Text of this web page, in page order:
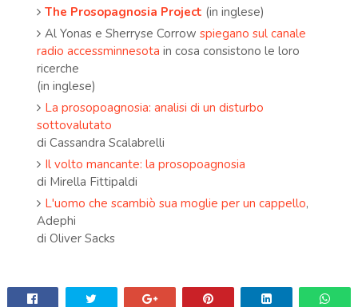
The Prosopagnosia Project (in inglese)
Al Yonas e Sherryse Corrowspiegano sul canale
radioaccessminnesota in cosa consistono le loro
ricerche
(in inglese)
La prosopoagnosia: analisi di un disturbo
sottovalutato
di Cassandra Scalabrelli
Il volto mancante: la prosopoagnosia
di Mirella Fittipaldi
L'uomo che scambiò sua moglie per un cappello,
Adephi
di Oliver Sacks